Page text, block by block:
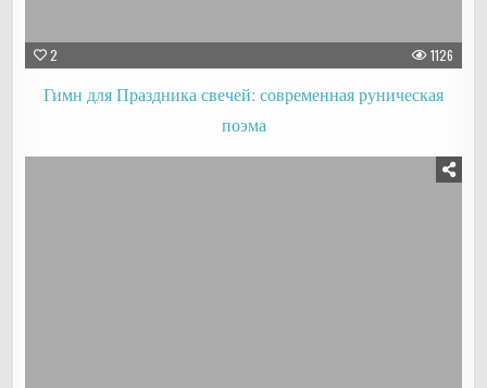
2 1126
Гимн для Праздника свечей: современная руническая
поэма